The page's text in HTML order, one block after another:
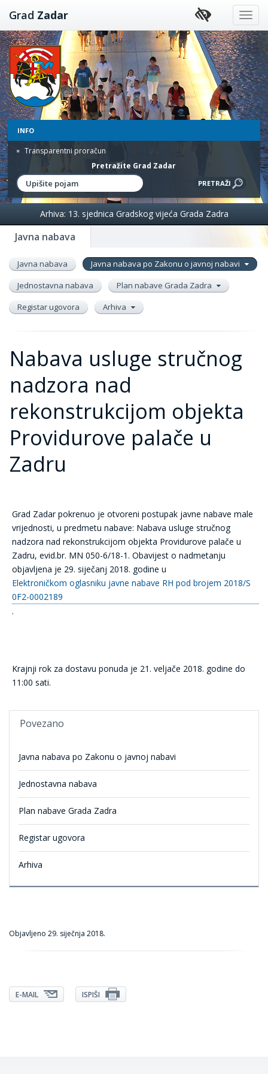
Preskoči
na
sadržaj
Grad Zadar
INFO
Transparentni proračun
Pretražite Grad Zadar
Javna nabava
Arhiva: 13. sjednica Gradskog vijeća Grada Zadra
Javna nabava
Javna nabava po Zakonu o javnoj nabavi
Jednostavna nabava
Plan nabave Grada Zadra
Registar ugovora
Arhiva
Nabava usluge stručnog
nadzora nad
rekonstrukcijom objekta
Providurove palače u
Zadru
Grad Zadar pokrenuo je otvoreni postupak javne nabave male
vrijednosti, u predmetu nabave: Nabava usluge stručnog
nadzora nad rekonstrukcijom objekta Providurove palače u
Zadru, evid.br. MN 050-6/18-1. Obavijest o nadmetanju
objavljena je 29. siječanj 2018. godine u
Elektroničkom oglasniku javne nabave RH pod brojem 2018/S
0F2-0002189
.
Krajnji rok za dostavu ponuda je 21. veljače 2018. godine do
11:00 sati.
Povezano
Javna nabava po Zakonu o javnoj nabavi
Jednostavna nabava
Plan nabave Grada Zadra
Registar ugovora
Arhiva
Objavljeno 29. siječnja 2018.
E-MAIL ISPIŠI